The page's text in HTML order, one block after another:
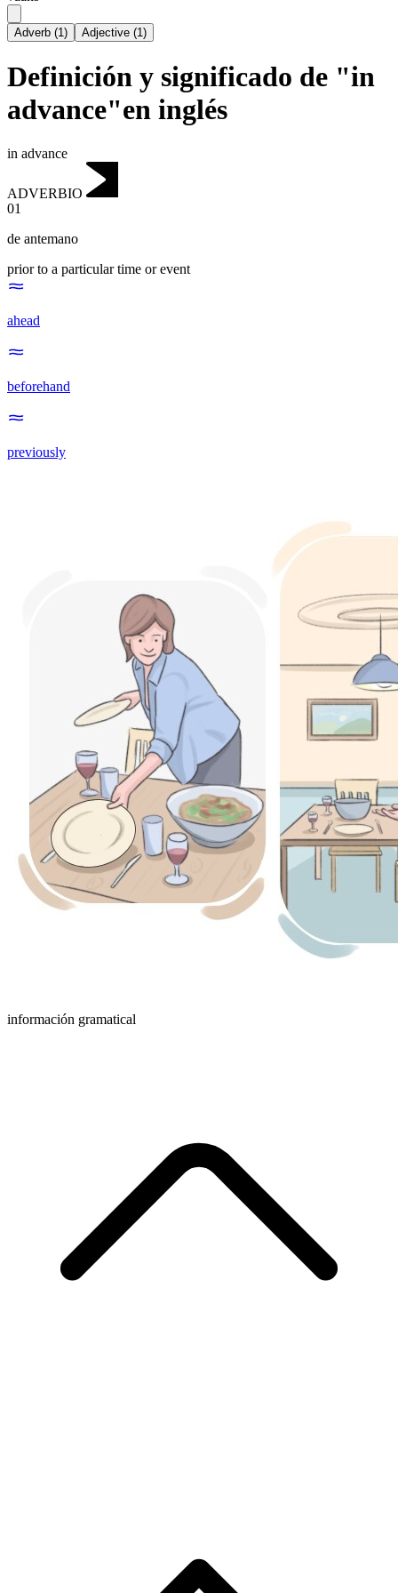
Adverb (1) Adjective (1)
Definición y significado de "in
advance"en inglés
in advance
ADVERBIO
01
de antemano
prior to a particular time or event
ahead
beforehand
previously
información gramatical